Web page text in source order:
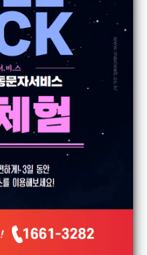
Callback
21.11.26
조회
3188
19.3.15